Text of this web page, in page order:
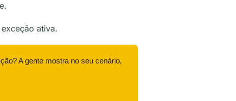
ativa.
A gente mostra no seu cenário,